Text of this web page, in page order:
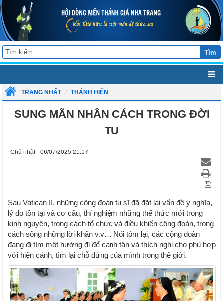
Tìm
TRANG NHẤT THÁNH HIẾN
SUNG MÃN NHÂN CÁCH TRONG ĐỜI
TU
Chủ nhật - 06/07/2025 21:17
Sau Vatican II, những cộng đoàn tu sĩ đã đặt lại vấn đề ý nghĩa,
lý do tồn tại và cơ cấu, thí nghiệm những thể thức mới trong
kinh nguyện, trong cách tổ chức và điều khiển cộng đoàn, trong
cách sống những lời khấn v.v… Nói tóm lại, các cộng đoàn
đang đi tìm một hướng đi để canh tân và thích nghi cho phù hợp
với hiện cảnh, tìm lại chỗ đứng của mình trong thế giới.